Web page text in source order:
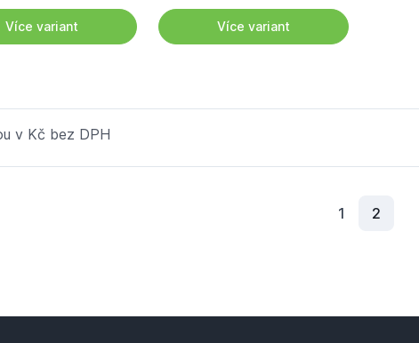
Více variant Více variant
v Kč bez DPH
1 2